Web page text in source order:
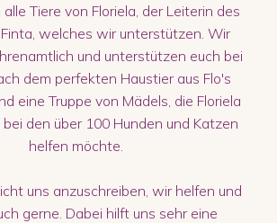
Tiere von Floriela, der Leiterin des
welches wir unterstützen. Wir
und unterstützen euch bei
dem perfekten Haustier aus Flo's
eine Truppe von Mädels, die Floriela
den über 100 Hunden und Katzen
helfen möchte.
uns anzuschreiben, wir helfen und
gerne. Dabei hilft uns sehr eine